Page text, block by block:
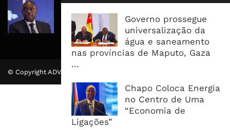
Governo prossegue
universalização da
água e saneamento
nas províncias de Maputo, Gaza
...
Chapo Coloca Energia
no Centro de Uma
“Economia de
Ligações”
CEO do Standard Bank pede ao
Governo que “saia do caminho” e
facilite os negócios
© Copyright ADVALUE. Todos Direitos Reservados.